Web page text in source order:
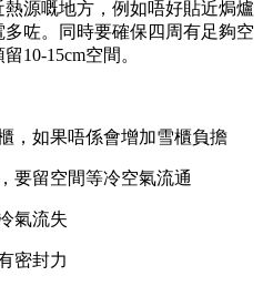
源嘅地方，例如唔好貼近焗爐
咗。同時要確保四周有足夠空
10-15cm空間。
，如果唔係會增加雪櫃負擔
要留空間等冷空氣流通
氣流失
密封力